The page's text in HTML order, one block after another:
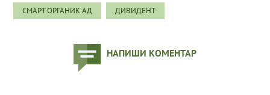
СМАРТ ОРГАНИК АД ДИВИДЕНТ
НАПИШИ КОМЕНТАР